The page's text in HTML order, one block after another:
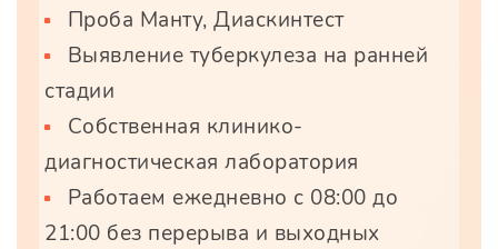
Проба Манту, Диаскинтест
Выявление туберкулеза на ранней
стадии
Собственная клинико-
диагностическая лаборатория
Работаем ежедневно с 08:00 до
21:00 без перерыва и выходных